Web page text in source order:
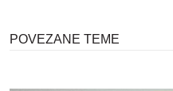
POVEZANE TEME